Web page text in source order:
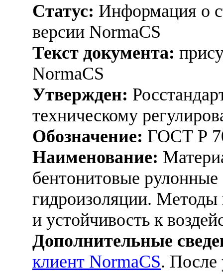
Статус: Информация о
версии NormaCS
Текст документа:
NormaCS
Утвержден:
техническому
Обозначение: ГОСТ Р
Наименование:
бентонитовые рулонные
гидроизоляции. Методы
и устойчивость к
Дополнительные
клиент NormaCS. После